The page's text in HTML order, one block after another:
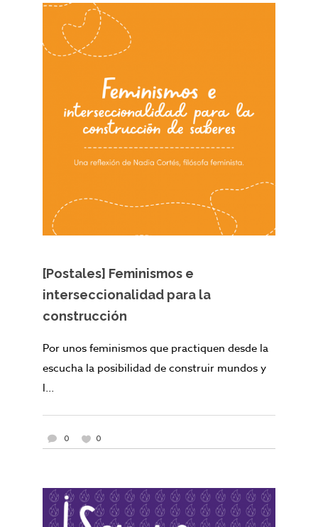
[Postales] Feminismos e
interseccionalidad para la
construcción
Por unos feminismos que practiquen desde la
escucha la posibilidad de construir mundos y
l...
0 0